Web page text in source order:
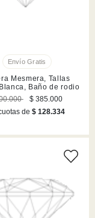
Mesmera, Tallas
Baño de rodio
$ 385.000
de $ 128.334